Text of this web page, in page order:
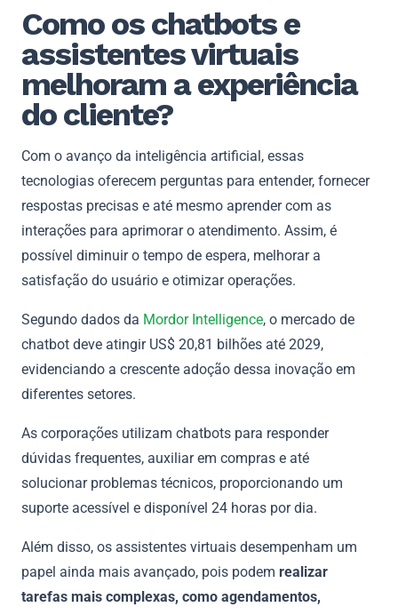
Como os chatbots e
assistentes virtuais
melhoram a experiência
do cliente?
Com o avanço da inteligência artificial, essas
tecnologias oferecem perguntas para entender, fornecer
respostas precisas e até mesmo aprender com as
interações para aprimorar o atendimento. Assim, é
possível diminuir o tempo de espera, melhorar a
satisfação do usuário e otimizar operações.
Segundo dados da Mordor Intelligence, o mercado de
chatbot deve atingir US$ 20,81 bilhões até 2029,
evidenciando a crescente adoção dessa inovação em
diferentes setores.
As corporações utilizam chatbots para responder
dúvidas frequentes, auxiliar em compras e até
solucionar problemas técnicos, proporcionando um
suporte acessível e disponível 24 horas por dia.
Além disso, os assistentes virtuais desempenham um
papel ainda mais avançado, pois podem realizar
tarefas mais complexas, como agendamentos,